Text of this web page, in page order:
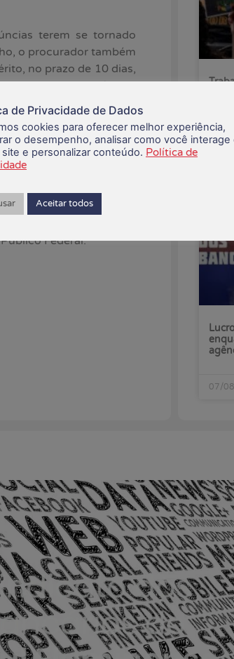
terem se tornado
o procurador também
no prazo de 10 dias,
a 14 denúncias
entre 2019 e 2022.
de “procedimentos
sido apresentadas no
a possível assédio
pública durante
Guimarães serão
Federal.
07/
07/
de Privacidade de Dados
cookies para oferecer melhor experiência,
o desempenho, analisar como você interage
e personalizar conteúdo. Política de
Aceitar todos